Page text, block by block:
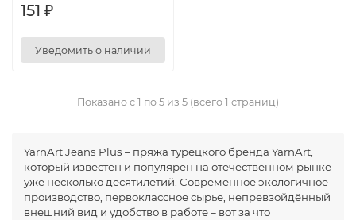
151 ₽
Уведомить о наличии
Показано с 1 по 5 из 5 (всего 1 страниц)
YarnArt Jeans Plus – пряжа турецкого бренда YarnArt,
который известен и популярен на отечественном рынке
уже несколько десятилетий. Современное экологичное
производство, первоклассное сырье, непревзойдённый
внешний вид и удобство в работе – вот за что